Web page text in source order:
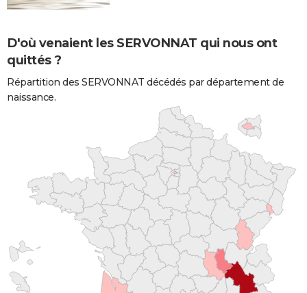
D'où venaient les SERVONNAT qui nous ont
quittés ?
Répartition des SERVONNAT décédés par département de
naissance.